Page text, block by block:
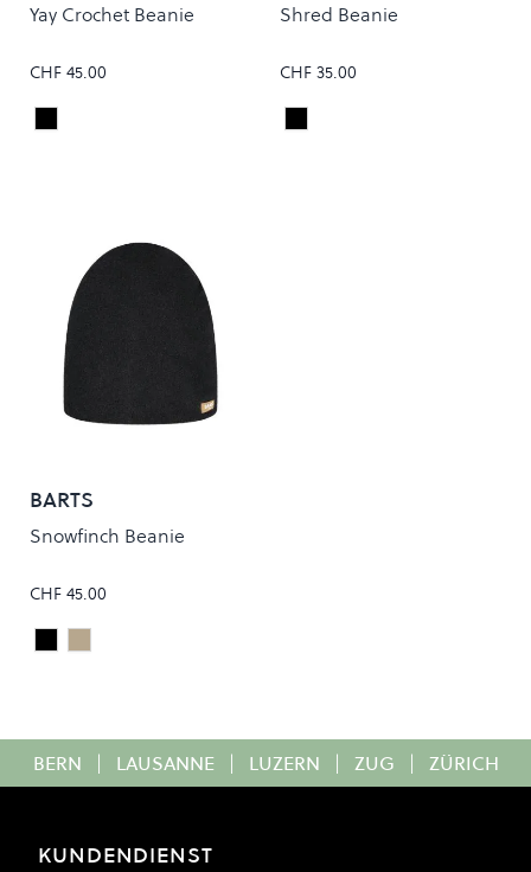
Yay Crochet Beanie
CHF 45.00
Colour
Black
Shred Beanie
CHF 35.00
Colour
Black
BARTS
Snowfinch Beanie
CHF 45.00
Colour
BlackBeige
BERN | LAUSANNE | LUZERN | ZUG | ZÜRICH
KUNDENDIENST